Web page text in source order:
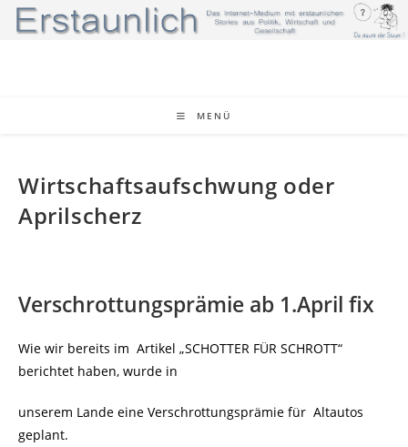
Zum
Inhalt
MENÜ
Wirtschaftsaufschwung oder
Aprilscherz
Verschrottungsprämie ab 1.April fix
Wie wir bereits im Artikel „SCHOTTER FÜR SCHROTT“
berichtet haben, wurde in
unserem Lande eine Verschrottungsprämie für Altautos
geplant.